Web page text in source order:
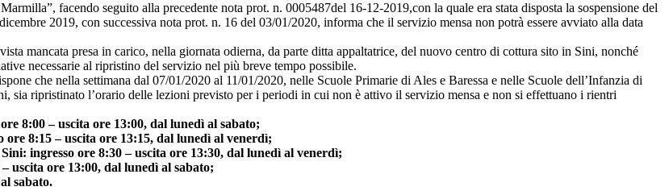
facendo seguito alla precedente nota prot. n. 0005487del 16-12-2019,con la quale era stata disposta la sospensione del
2019, con successiva nota prot. n. 16 del 03/01/2020, informa che il servizio mensa non potrà essere avviato alla data
mancata presa in carico, nella giornata odierna, da parte ditta appaltatrice, del nuovo centro di cottura sito in Sini, nonché
necessarie al ripristino del servizio nel più breve tempo possibile.
che nella settimana dal 07/01/2020 al 11/01/2020, nelle Scuole Primarie di Ales e Baressa e nelle Scuole dell’Infanzia di
sia ripristinato l’orario delle lezioni previsto per i periodi in cui non è attivo il servizio mensa e non si effettuano i rientri
8:00 – uscita ore 13:00, dal lunedì al sabato;
8:15 – uscita ore 13:15, dal lunedì al venerdì;
ingresso ore 8:30 – uscita ore 13:30, dal lunedì al venerdì;
uscita ore 13:00, dal lunedì al sabato;
sabato.